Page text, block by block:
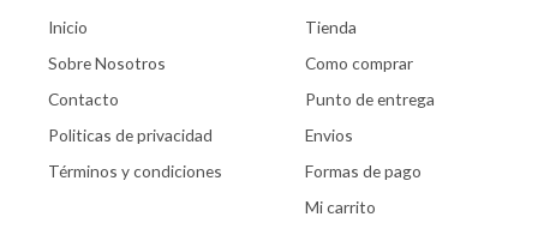
Inicio
Sobre Nosotros
Contacto
Politicas de privacidad
Términos y condiciones
Tienda
Como comprar
Punto de entrega
Envios
Formas de pago
Mi carrito